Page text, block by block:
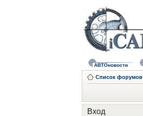
АВТОновости
Список форумов
Вход